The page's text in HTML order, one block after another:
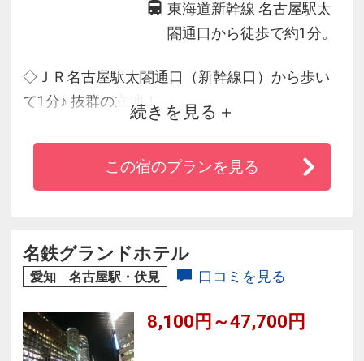
東海道新幹線 名古屋駅太
閤通口から徒歩で約1分。
◇ＪＲ名古屋駅太閤通口（新幹線口）から歩い
て1分♪ 抜群の立地！
◆雨の日はエスカ地下街を歩けば傘もささずに
チェックイン
◇「地震に強い免震構造」で快適と安全を備え
◇６種類の枕と歯ブラシなどのアメニティは自
由に選択
続きを見る
この宿のプランを見る
名鉄グランドホテル
愛知 名古屋駅・伏見 口コミを見る
8,100円～47,700円